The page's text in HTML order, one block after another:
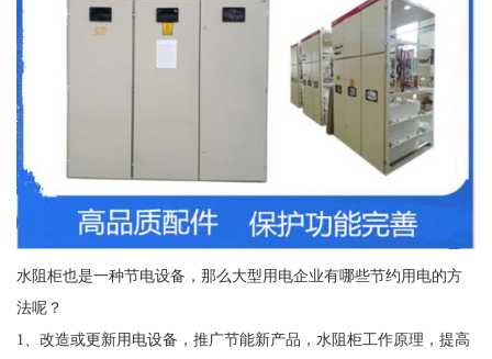
水阻柜也是一种节电设备，那么大型用电企业有哪些节约用电的方
法呢？
1、改造或更新用电设备，推广节能新产品，水阻柜工作原理，提高